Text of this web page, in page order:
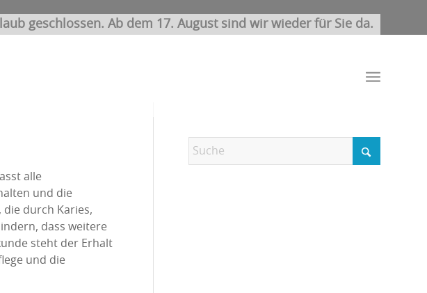
geschlossen. Ab dem 17. August sind wir wieder für Sie da.
alle
und die
die durch Karies,
dass weitere
steht der Erhalt
und die